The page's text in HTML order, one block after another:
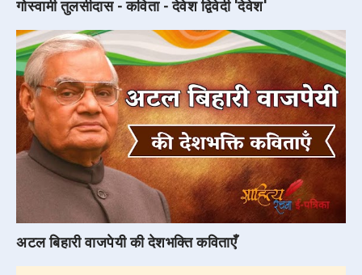
गोस्वामी तुलसीदास - कविता - देवेश द्विवेदी 'देवेश'
अटल बिहारी वाजपेयी की देशभक्ति कविताएँ